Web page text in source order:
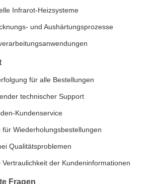
Infrarot-Heizsysteme
und Aushärtungsprozesse
für alle Bestellungen
technischer Support
Kundenservice
für Wiederholungsbestellungen
Qualitätsproblemen
Vertraulichkeit der Kundeninformationen
Fragen